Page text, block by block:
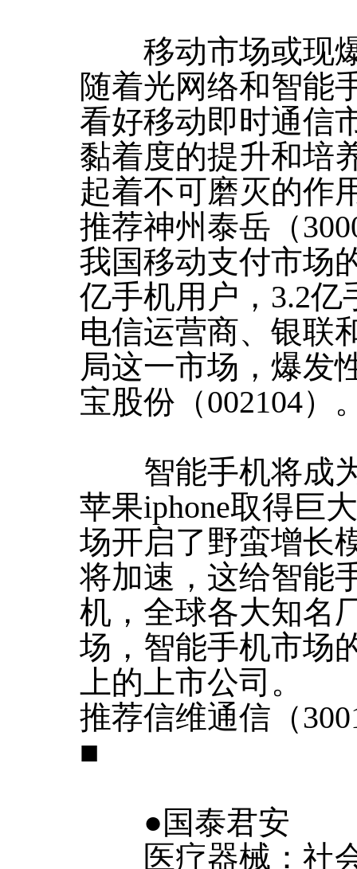
移动市场或现
随着光网络和智能
看好移动即时通信
黏着度的提升和培
起着不可磨灭的作
推荐神州泰岳（
我国移动支付市场
亿手机用户，3.2
电信运营商、银联
局这一市场，爆发
宝股份（002104）
智能手机将成
苹果iphone取得巨
场开启了野蛮增长
将加速，这给智能
机，全球各大知名
场，智能手机市场
上的上市公司。
推荐信维通信（
■
●国泰君安
医疗器械：社会